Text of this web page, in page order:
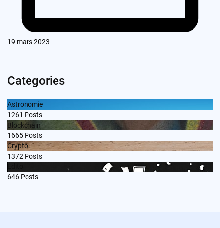
19 mars 2023
Categories
Astronomie
1261 Posts
Blockchain
1665 Posts
Crypto
1372 Posts
646 Posts